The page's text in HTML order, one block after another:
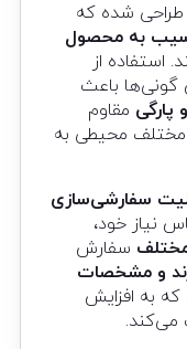
طراحی شده که
به محصول
استفاده از
گونی‌ها باعث
مقاوم
مختلف محیطی به
سفارشی‌سازی
نیاز خود،
سفارش
و مشخصات
به افزایش